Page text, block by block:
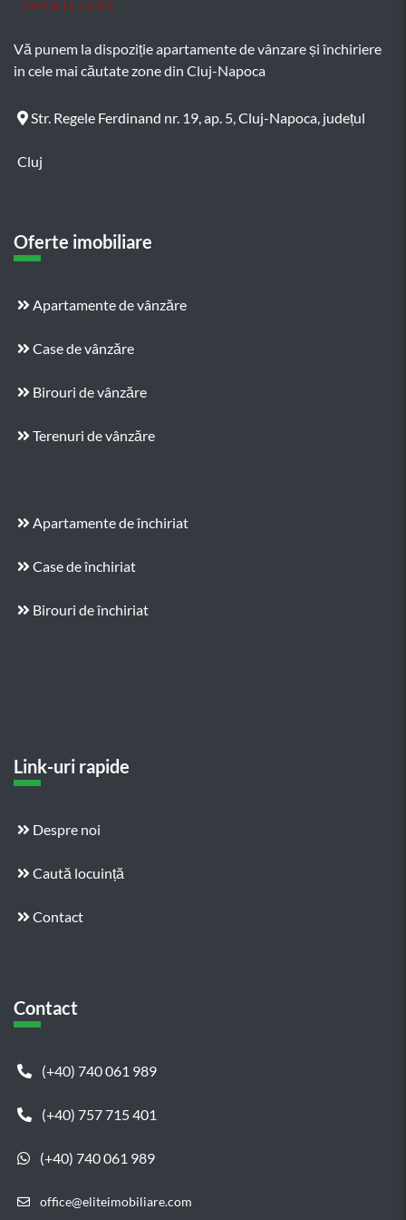
Vă punem la dispoziție apartamente de vânzare și închiriere
in cele mai căutate zone din Cluj-Napoca
Str. Regele Ferdinand nr. 19, ap. 5, Cluj-Napoca, județul
Cluj
Oferte imobiliare
Apartamente de vânzăre
Case de vânzăre
Birouri de vânzăre
Terenuri de vânzăre
Apartamente de închiriat
Case de închiriat
Birouri de închiriat
Link-uri rapide
Despre noi
Caută locuință
Contact
Contact
(+40) 740 061 989
(+40) 757 715 401
(+40) 740 061 989
office@eliteimobiliare.com